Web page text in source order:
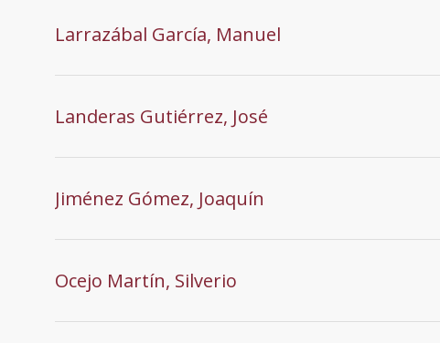
Larrazábal García, Manuel
Landeras Gutiérrez, José
Jiménez Gómez, Joaquín
Ocejo Martín, Silverio